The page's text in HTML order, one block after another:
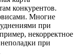
конкурентов.
Многие
при
некорректное
при